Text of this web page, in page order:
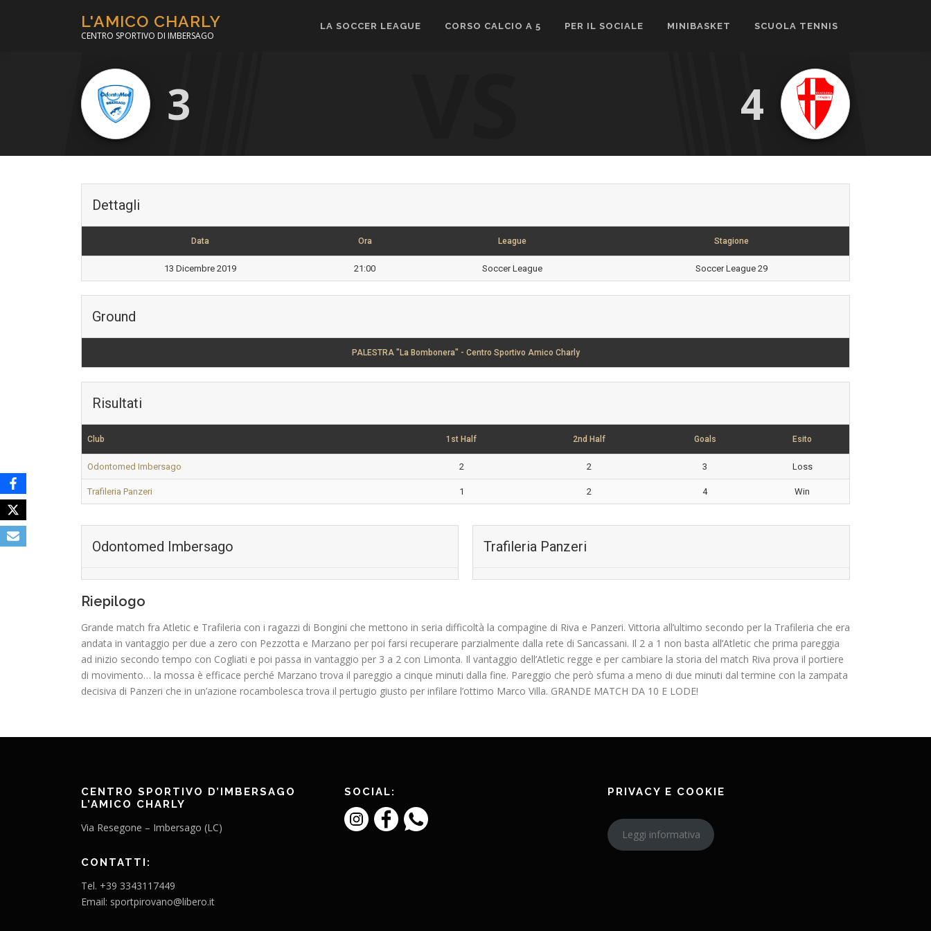
L'AMICO CHARLY
CENTRO SPORTIVO DI IMBERSAGO
LA SOCCER LEAGUE CORSO CALCIO A 5 PER IL SOCIALE MINIBASKET SCUOLA TENNIS
3 4
Dettagli
Data Ora League Stagione
13 Dicembre 2019 21:00 Soccer League Soccer League 29
Ground
PALESTRA "La Bombonera" - Centro Sportivo Amico Charly
Risultati
Club 1st Half 2nd Half Goals Esito
Odontomed Imbersago 2 2 3 Loss
Trafileria Panzeri 1 2 4 Win
Odontomed Imbersago Trafileria Panzeri
Riepilogo
Grande match fra Atletic e Trafileria con i ragazzi di Bongini che mettono in seria difficoltà la compagine di Riva e Panzeri. Vittoria all’ultimo secondo per la Trafileria che era
andata in vantaggio per due a zero con Pezzotta e Marzano per poi farsi recuperare parzialmente dalla rete di Sancassani. Il 2 a 1 non basta all’Atletic che prima pareggia
ad inizio secondo tempo con Cogliati e poi passa in vantaggio per 3 a 2 con Limonta. Il vantaggio dell’Atletic regge e per cambiare la storia del match Riva prova il portiere
di movimento… la mossa è efficace perché Marzano trova il pareggio a cinque minuti dalla fine. Pareggio che però sfuma a meno di due minuti dal termine con la zampata
decisiva di Panzeri che in un’azione rocambolesca trova il pertugio giusto per infilare l’ottimo Marco Villa. GRANDE MATCH DA 10 E LODE!
CENTRO SPORTIVO D’IMBERSAGO
L’AMICO CHARLY
Via Resegone – Imbersago (LC)
CONTATTI:
Tel. +39 3343117449
Email: sportpirovano@libero.it
SOCIAL: PRIVACY E COOKIE
Leggi informativa